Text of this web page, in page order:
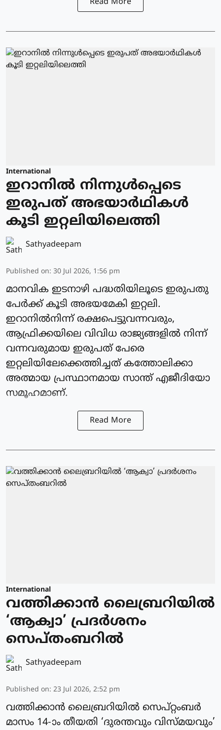
Read More
International
ഇറാനിൽ നിന്നുള്‍പ്പെടെ
ഇരുപത് അഭയാര്‍ഥികള്‍
കൂടി ഇറ്റലിയിലെത്തി
Sathyadeepam
Published on: 30 Jul 2026, 1:56 pm
മാനവിക ഇടനാഴി പദ്ധതിയിലൂടെ ഇരുപതു
പേര്‍ക്ക് കൂടി അഭയമേകി ഇറ്റലി.
ഇറാനില്‍നിന്ന് രക്ഷപെട്ടുവന്നവരും,
ആഫ്രിക്കയിലെ വിവിധ രാജ്യങ്ങളില്‍ നിന്ന്
വന്നവരുമായ ഇരുപത് പേരെ
ഇറ്റലിയിലേക്കെത്തിച്ചത് കത്തോലിക്കാ
അത്മായ പ്രസ്ഥാനമായ സാന്ത് എജീദിയോ
സമൂഹമാണ്.
Read More
International
വത്തിക്കാന്‍ ലൈബ്രറിയില്‍
‘ആക്വാ’ പ്രദര്‍ശനം
സെപ്തംബറില്‍
Sathyadeepam
Published on: 23 Jul 2026, 2:52 pm
വത്തിക്കാന്‍ ലൈബ്രറിയില്‍ സെപ്റ്റംബര്‍
മാസം 14-ാം തീയതി ‘ദുരന്തവും വിസ്മയവും’